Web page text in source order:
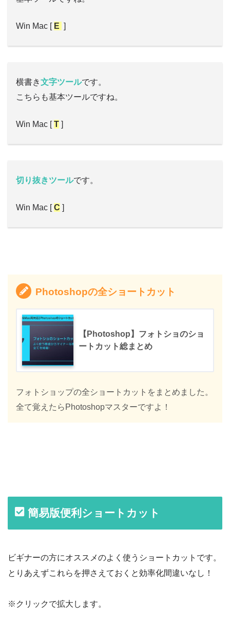
Win Mac [ E ]
横書き文字ツールです。
こちらも基本ツールですね。
Win Mac [T ]
切り抜きツールです。
Win Mac [C ]
Photoshopの全ショートカット
【Photoshop】フォトショのショ
ートカット総まとめ
フォトショップの全ショートカットをまとめました。
全て覚えたらPhotoshopマスターですよ！
簡易版便利ショートカット
ビギナーの方にオススメのよく使うショートカットです。
とりあえずこれらを押さえておくと効率化間違いなし！
※クリックで拡大します。